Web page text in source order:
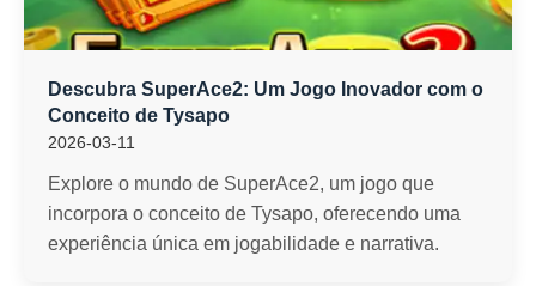
Descubra SuperAce2: Um Jogo Inovador com o
Conceito de Tysapo
2026-03-11
Explore o mundo de SuperAce2, um jogo que
incorpora o conceito de Tysapo, oferecendo uma
experiência única em jogabilidade e narrativa.